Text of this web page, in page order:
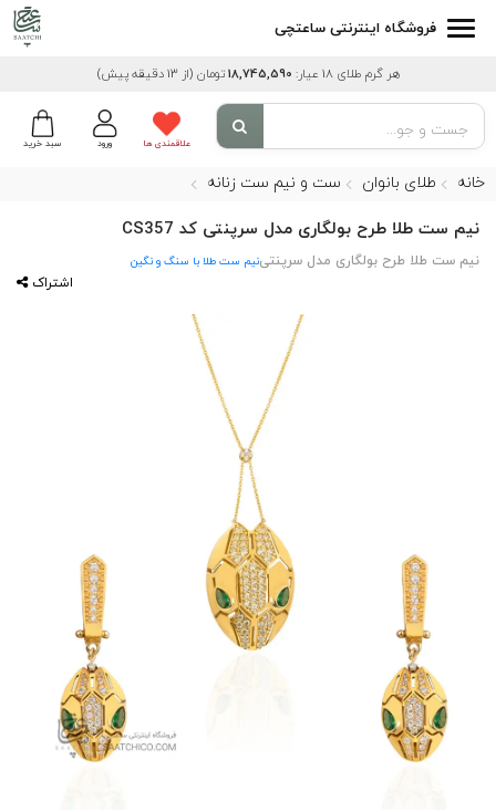
فروشگاه اینترنتی ساعتچی
هر گرم طلای 18 عیار: 18,745,590تومان (از 13 دقیقه پیش)
سبد خرید ورود علاقمندی ها
خانه طلای بانوان ست و نیم ست زنانه
نیم ست طلا طرح بولگاری مدل سرپنتی کد CS357
نیم ست طلا طرح بولگاری مدل سرپنتینیم ست طلا با سنگ و نگین
اشتراک